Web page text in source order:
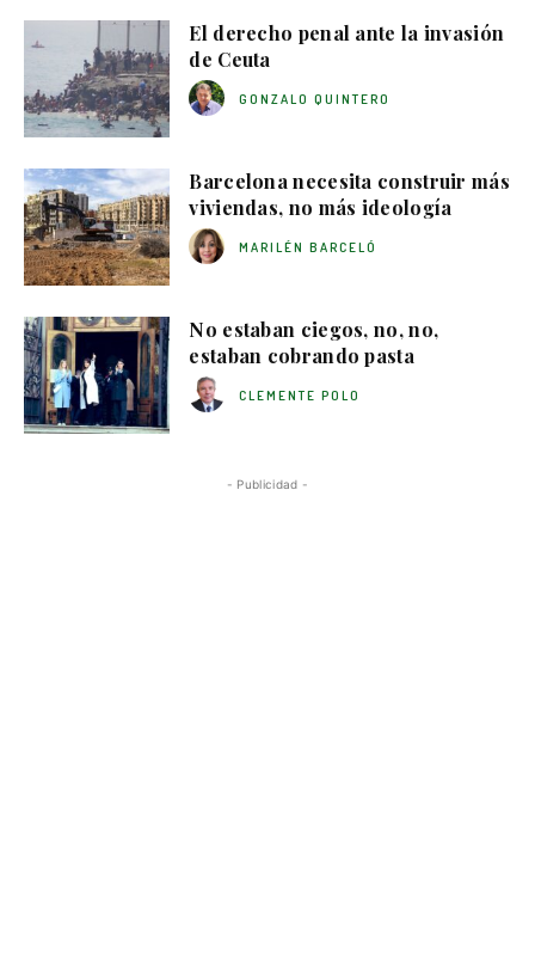
El derecho penal ante la invasión
de Ceuta
GONZALO QUINTERO
Barcelona necesita construir más
viviendas, no más ideología
MARILÉN BARCELÓ
No estaban ciegos, no, no,
estaban cobrando pasta
CLEMENTE POLO
- Publicidad -